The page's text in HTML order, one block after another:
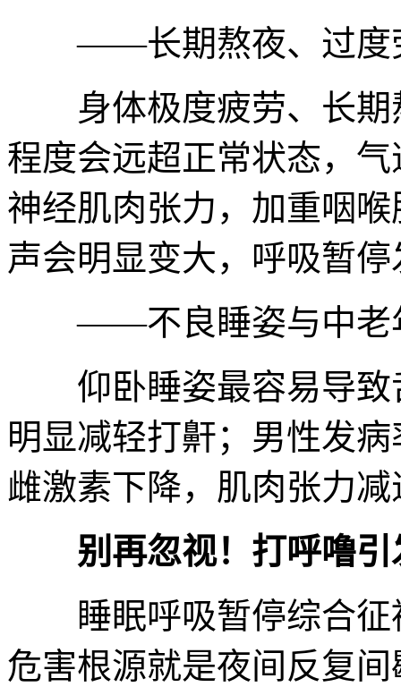
——长期熬夜、过度
身体极度疲劳、长期
程度会远超正常状态，
神经肌肉张力，加重咽
声会明显变大，呼吸暂
——不良睡姿与中老
仰卧睡姿最容易导致
明显减轻打鼾；男性发
雌激素下降，肌肉张力
别再忽视！打呼噜
睡眠呼吸暂停综合征
危害根源就是夜间反复